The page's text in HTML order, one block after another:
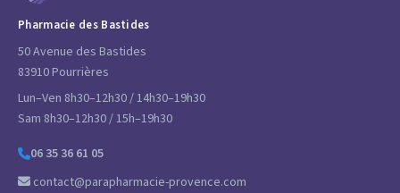
Pharmacie des Bastides
50 Avenue des Bastides
83910 Pourrières
Lun–Ven 8h30–12h30 / 14h30–19h30
Sam 8h30–12h30 / 15h–19h30
06 35 36 61 05
contact@parapharmacie-provence.com